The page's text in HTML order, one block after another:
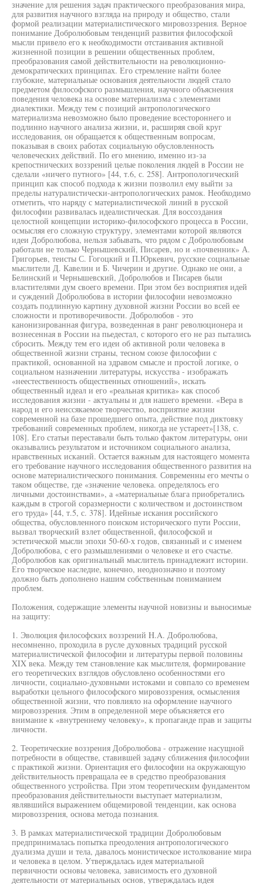
значение для решения задач практического преобразования мира,
для развития научного взгляда на природу и общество, стали
формой реализации материалистического мировоззрения. Верное
понимание Добролюбовым тенденций развития философской
мысли привело его к необходимости отстаивания активной
жизненной позиции в решении общественных проблем,
преобразования самой действительности на революционно-
демократических принципах. Его стремление найти более
глубокие, материальные основания деятельности людей стало
предметом философского размышления, научного объяснения
поведения человека на основе материализма с элементами
диалектики. Между тем с позиций антропологического
материализма невозможно было проведение всестороннего и
подлинно научного анализа жизни, и, расширяя свой круг
исследования, он обращается к общественным вопросам,
показывая в своих работах социальную обусловленность
человеческих действий. По его мнению, именно из-за
крепостнических воззрений целые поколения людей в России не
сделали «ничего путного» [44, т.6, с. 258]. Антропологический
принцип как способ подхода к жизни позволил ему выйти за
пределы натуралистически-антропологических рамок. Необходимо
отметить, что наряду с материалистической линий в русской
философии развивалась идеалистическая. Для воссоздания
целостной концепции историко-философского процесса в России,
осмысляя его сложную структуру, элементами которой являются
идеи Добролюбова, нельзя забывать, что рядом с Добролюбовым
работали не только Чернышевский, Писарев, но и «почвенник» А.
Григорьев, теисты С. Гогоцкий и П.Юркевич, русские социальные
мыслители Д. Кавелин и Б. Чичерин и другие. Однако не они, а
Белинский и Чернышевский, Добролюбов и Писарев были
властителями дум своего времени. При этом без восприятия идей
и суждений Добролюбова в истории философии невозможно
создать подлинную картину духовной жизни России во всей ее
сложности и противоречивости. Добролюбов - это
канонизированная фигура, возведенная в ранг революционера и
вознесенная в России на пьедестал, с которого его не раз пытались
сбросить. Между тем его идеи об активной роли человека в
общественной жизни страны, тесном союзе философии с
практикой, основанной на здравом смысле и простой логике, о
социальном назначении литературы, искусства - изображать
«неестественность общественных отношений», искать
общественный идеал и его «реальная критика» как способ
исследования жизни - актуальны и для нашего времени. «Вера в
народ и его неиссякаемое творчество, восприятие жизни
современной на базе прошедшего опыта, действие под диктовку
требований современных проблем, никогда не устареет»[138, с.
108]. Его статьи переставали быть только фактом литературы, они
оказывались результатом и источником социального анализа,
нравственных исканий. Остается важным для настоящего момента
его требование научного исследования общественного развития на
основе материалистического понимания. Современны его мечты о
таком обществе, где «значение человека. определялось его
личными достоинствами», а «материальные блага приобретались
каждым в строгой соразмерности с количеством и достоинством
его труда» [44, т.5, с. 378]. Идейные искания российского
общества, обусловленного поиском исторического пути России,
вызвал творческий взлет общественной, философской и
эстетической мысли эпохи 50-60-х годов, связанный и с именем
Добролюбова, с его размышлениями о человеке и его счастье.
Добролюбов как оригинальный мыслитель принадлежит истории.
Его творческое наследие, конечно, неоднозначно и поэтому
должно быть дополнено нашим собственным пониманием
проблем.
Положения, содержащие элементы научной новизны и выносимые
на защиту:
1. Эволюция философских воззрений H.A. Добролюбова,
несомненно, проходила в русле духовных традиций русской
материалистической философии и литературы первой половины
XIX века. Между тем становление как мыслителя, формирование
его теоретических взглядов обусловлено особенностями его
личности, социально-духовными истоками и совпало со временем
выработки цельного философского мировоззрения, осмысления
общественной жизни, что повлияло на оформление научного
мировоззрения. Этим в определенной мере объясняется его
внимание к «внутреннему человеку», к пропаганде прав и защиты
личности.
2. Теоретические воззрения Добролюбова - отражение насущной
потребности в обществе, ставившей задачу сближения философии
с практикой жизни. Ориентация его философии на окружающую
действительность превращала ее в средство преобразования
общественного устройства. При этом теоретическим фундаментом
преобразования действительности выступает материализм,
являвшийся выражением общемировой тенденции, как основа
мировоззрения, основа метода познания.
3. В рамках материалистической традиции Добролюбовым
предпринималась попытка преодоления антропологического
дуализма души и тела, давалось монистическое истолкование мира
и человека в целом. Утверждалась идея материальной
первичности основы человека, зависимость его духовной
деятельности от материальных основ, утверждалась идея